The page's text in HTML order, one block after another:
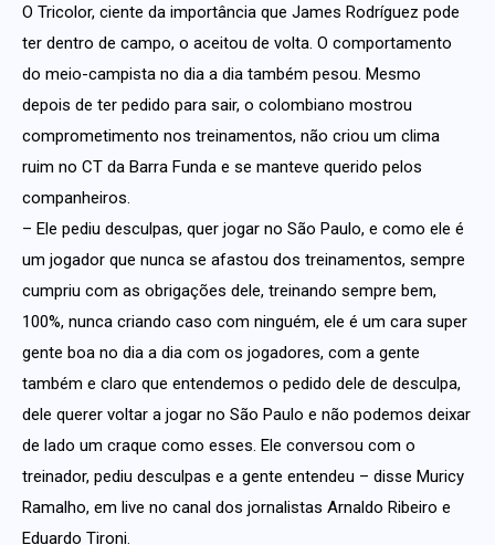
O Tricolor, ciente da importância que James Rodríguez pode
ter dentro de campo, o aceitou de volta. O comportamento
do meio-campista no dia a dia também pesou. Mesmo
depois de ter pedido para sair, o colombiano mostrou
comprometimento nos treinamentos, não criou um clima
ruim no CT da Barra Funda e se manteve querido pelos
companheiros.
– Ele pediu desculpas, quer jogar no São Paulo, e como ele é
um jogador que nunca se afastou dos treinamentos, sempre
cumpriu com as obrigações dele, treinando sempre bem,
100%, nunca criando caso com ninguém, ele é um cara super
gente boa no dia a dia com os jogadores, com a gente
também e claro que entendemos o pedido dele de desculpa,
dele querer voltar a jogar no São Paulo e não podemos deixar
de lado um craque como esses. Ele conversou com o
treinador, pediu desculpas e a gente entendeu – disse Muricy
Ramalho, em live no canal dos jornalistas Arnaldo Ribeiro e
Eduardo Tironi.